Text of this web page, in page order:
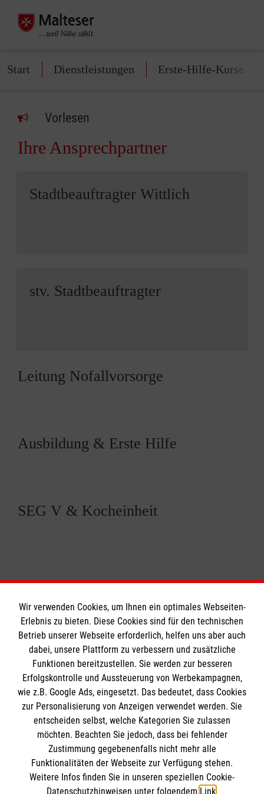
Start Dienstleistungen Erste-Hilfe-Kurse
Vorlesen
Ihre Ansprechpartner
Stadtbeauftragter Wittlich
stv. Stadtbeauftragter
Leitung Nofallvorsorge
Ausbildung & Erste Hilfe
SEG V & Kocheinheit
Informationen
Impressum
Datenschutz
Barrierefreiheit
Kontakt
Die Malteser
Malteser in Deutschland
Malteserorden
Sharepoint
Spendenkonto
Wir verwenden Cookies, um Ihnen ein optimales Webseiten-
Erlebnis zu bieten. Diese Cookies sind für den technischen
Betrieb unserer Webseite erforderlich, helfen uns aber auch
dabei, unsere Plattform zu verbessern und zusätzliche
Funktionen bereitzustellen. Sie werden zur besseren
Erfolgskontrolle und Aussteuerung von Werbekampagnen,
wie z.B. Google Ads, eingesetzt. Das bedeutet, dass Cookies
zur Personalisierung von Anzeigen verwendet werden. Sie
entscheiden selbst, welche Kategorien Sie zulassen
möchten. Beachten Sie jedoch, dass bei fehlender
Zustimmung gegebenenfalls nicht mehr alle
Funktionalitäten der Webseite zur Verfügung stehen.
Weitere Infos finden Sie in unseren speziellen Cookie-
Datenschutzhinweisen unter folgendem Link.